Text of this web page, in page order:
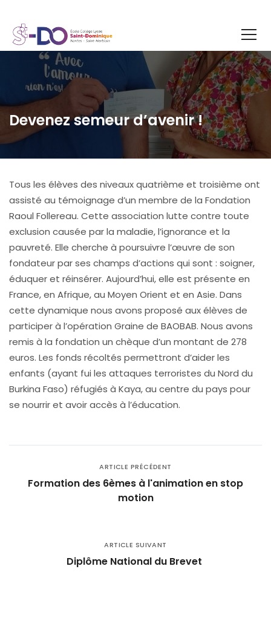
Devenez semeur d’avenir !
Tous les élèves des niveaux quatrième et troisième ont
assisté au témoignage d’un membre de la Fondation
Raoul Follereau. Cette association lutte contre toute
exclusion causée par la maladie, l’ignorance et la
pauvreté. Elle cherche à poursuivre l’œuvre de son
fondateur par ses champs d’actions qui sont : soigner,
éduquer et réinsérer. Aujourd’hui, elle est présente en
France, en Afrique, au Moyen Orient et en Asie. Dans
cette dynamique nous avons proposé aux élèves de
participer à l’opération Graine de BAOBAB. Nous avons
remis à la fondation un chèque d’un montant de 278
euros. Les fonds récoltés permettront d’aider les
enfants (ayant fui les attaques terroristes du Nord du
Burkina Faso) réfugiés à Kaya, au centre du pays pour
se nourrir et avoir accès à l’éducation.
ARTICLE PRÉCÉDENT
Formation des 6èmes à l'animation en stop
motion
ARTICLE SUIVANT
Diplôme National du Brevet